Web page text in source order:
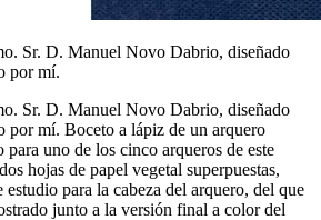
Sr. D. Manuel Novo Dabrio, diseñado
por mí.
Sr. D. Manuel Novo Dabrio, diseñado
por mí. Boceto a lápiz de un arquero
para uno de los cinco arqueros de este
hojas de papel vegetal superpuestas,
para la cabeza del arquero, del que
junto a la versión final a color del